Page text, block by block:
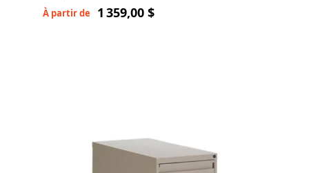
À partir de 1 359,00 $